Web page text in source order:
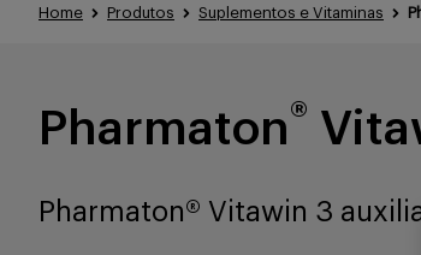
Home Produtos Suplementos e Vitaminas
Pharmaton®
Pharmaton® Vitawin 3